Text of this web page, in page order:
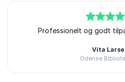
ud af5
Professionelt og godt
Vita
Odense